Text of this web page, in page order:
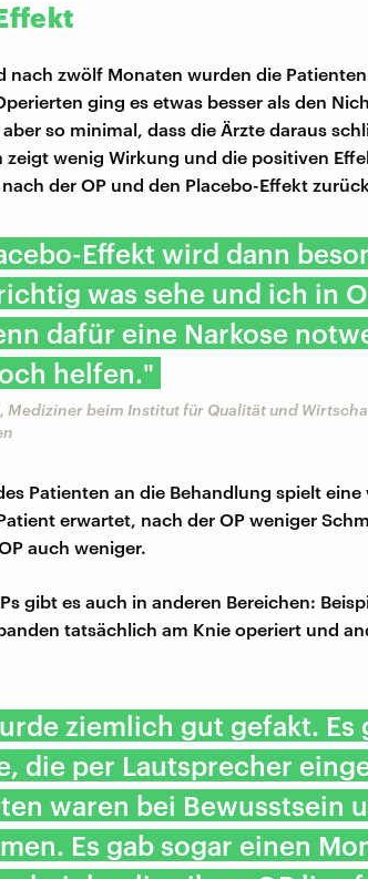
nach zwölf Monaten wurden die
ging es etwas besser als den
so minimal, dass die Ärzte daraus
zeigt wenig Wirkung und die positiven
der OP und den Placebo-Effekt
Effekt wird dann
was sehe und ich in
dafür eine Narkose
helfen."
Mediziner beim Institut für Qualität und
Patienten an die Behandlung spielt
erwartet, nach der OP weniger
auch weniger.
gibt es auch in anderen Bereichen:
tatsächlich am Knie operiert und
ziemlich gut gefakt. Es
die per Lautsprecher
waren bei Bewusstsein
Es gab sogar einen